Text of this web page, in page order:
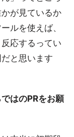
が見ているか
ルを使えば、
応するってい
と思います
はのPRをお願